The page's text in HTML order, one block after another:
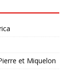
et Miquelon